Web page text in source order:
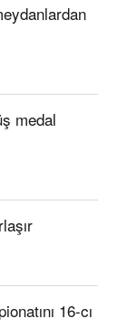
medal
16-cı